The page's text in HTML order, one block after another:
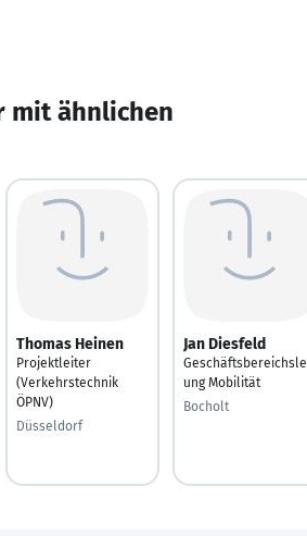
mit ähnlichen
Thomas Heinen
Projektleiter
(Verkehrstechnik
ÖPNV)
Düsseldorf
Jan Diesfeld
ung Mobilität
Bocholt